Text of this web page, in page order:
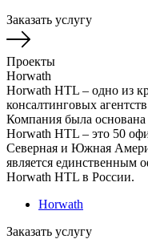
Заказать услугу
Проекты
Horwath
Horwath HTL – одно из
консалтинговых
Компания была
Horwath HTL – это 50
Северная и Южная
является единственным
Horwath HTL в России.
Horwath
Заказать услугу